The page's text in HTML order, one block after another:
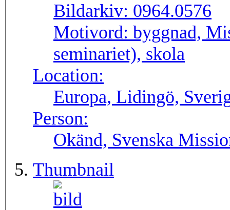
Bildarkiv: 0964.0576
Motivord: byggnad,
seminariet), skola
Location:
Europa, Lidingö,
Person:
Okänd, Svenska
Thumbnail